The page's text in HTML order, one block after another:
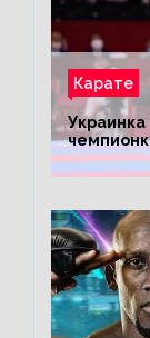
Карате
Украинка